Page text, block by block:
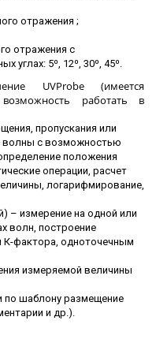
отражения ;
отражения с
углах: 5⁰, 12⁰, 30⁰, 45⁰.
UVProbe (имеется
работать в
пропускания или
волны с возможностью
положения
операции, расчет
логарифмирование,
– измерение на одной или
волн, построение
К-фактора, одноточечным
измеряемой величины
по шаблону размещение
и др.).